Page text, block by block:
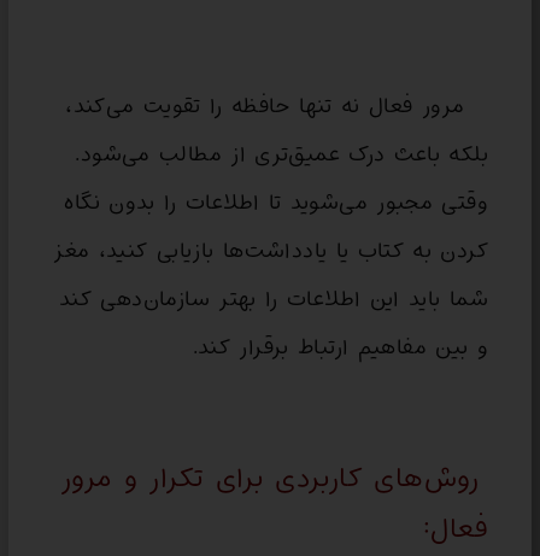
مرور فعال نه تنها حافظه را تقویت می‌کند،
بلکه باعث درک عمیق‌تری از مطالب می‌شود.
وقتی مجبور می‌شوید تا اطلاعات را بدون نگاه
کردن به کتاب یا یادداشت‌ها بازیابی کنید، مغز
شما باید این اطلاعات را بهتر سازمان‌دهی کند
و بین مفاهیم ارتباط برقرار کند.
روش‌های کاربردی برای تکرار و مرور
فعال: